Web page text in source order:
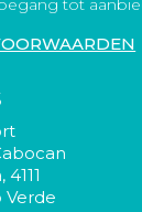
tot
Verde